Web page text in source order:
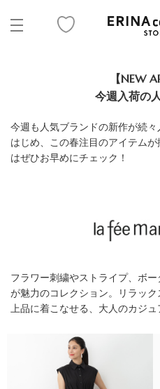
【NEW
今週入荷の
今週も人気ブランドの新作が続
はじめ、この春注目のアイテム
はぜひお早めにチェック！
フラワー刺繍やストライプ、ボ
が魅力のコレクション。リラッ
上品に着こなせる、大人のカジ